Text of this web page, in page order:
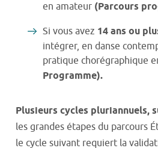
en amateur (Parcours
Si vous avez 14 ans ou
intégrer, en danse
pratique chorégraphique
Programme).
Plusieurs cycles pluriannuels,
les grandes étapes du parcours
le cycle suivant requiert la